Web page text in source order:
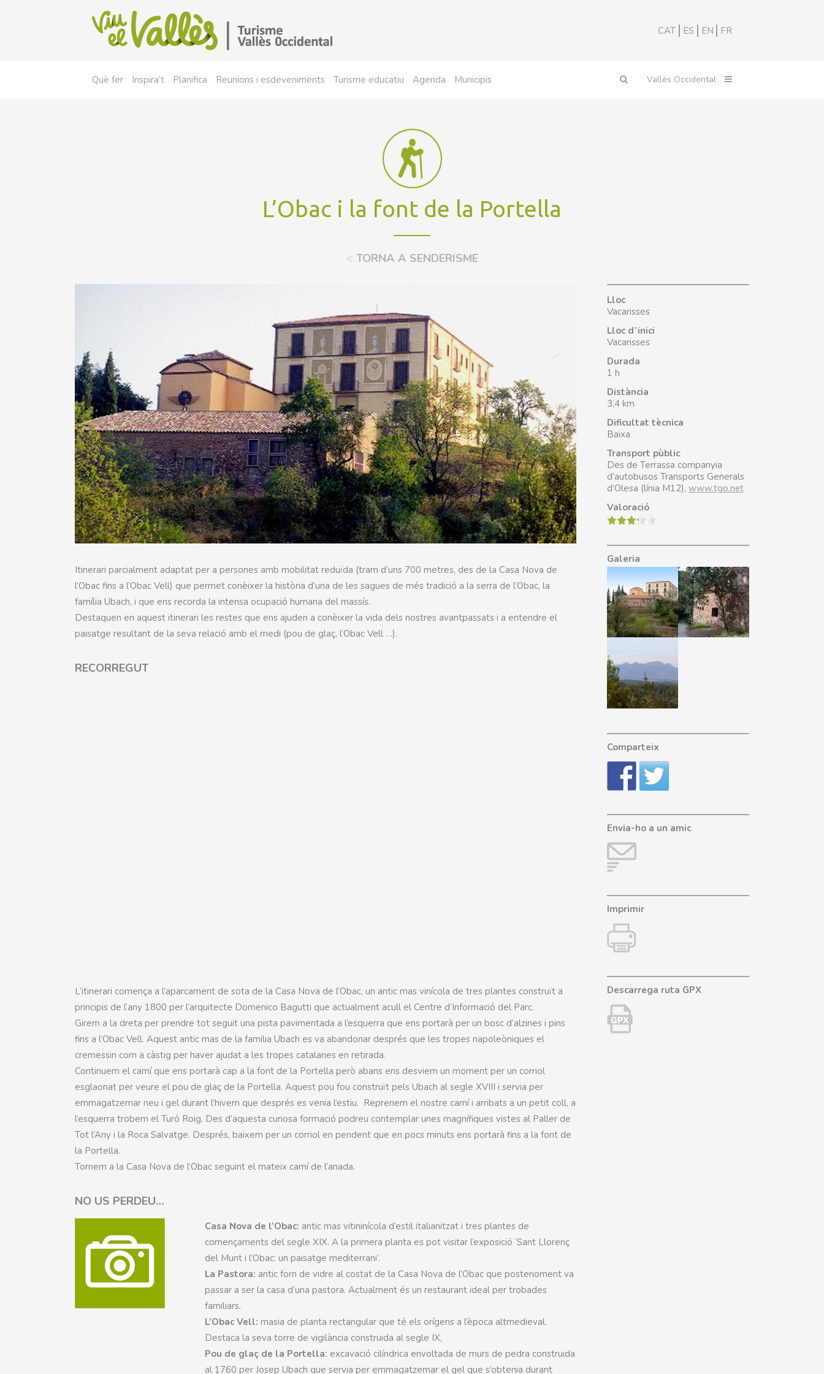
CAT ES EN FR
Què fer Inspira’t Planifica Reunions i esdeveniments Turisme educatiu Agenda Municipis
L’Obac i la font de la Portella
< TORNA A SENDERISME
Itinerari parcialment adaptat per a persones amb mobilitat reduïda (tram d’uns 700 metres, des de la Casa Nova de
l’Obac fins a l’Obac Vell) que permet conèixer la història d’una de les sagues de més tradició a la serra de l’Obac, la
família Ubach, i que ens recorda la intensa ocupació humana del massís.
Destaquen en aquest itinerari les restes que ens ajuden a conèixer la vida dels nostres avantpassats i a entendre el
paisatge resultant de la seva relació amb el medi (pou de glaç, l’Obac Vell …).
RECORREGUT
L’itinerari comença a l’aparcament de sota de la Casa Nova de l’Obac, un antic mas vinícola de tres plantes construït a
principis de l’any 1800 per l’arquitecte Domenico Bagutti que actualment acull el Centre d’Informació del Parc.
Girem a la dreta per prendre tot seguit una pista pavimentada a l’esquerra que ens portarà per un bosc d’alzines i pins
fins a l’Obac Vell. Aquest antic mas de la familia Ubach es va abandonar després que les tropes napoleòniques el
cremessin com a càstig per haver ajudat a les tropes catalanes en retirada.
Continuem el camí que ens portarà cap a la font de la Portella però abans ens desviem un moment per un corriol
esglaonat per veure el pou de glaç de la Portella. Aquest pou fou construït pels Ubach al segle XVIII i servia per
emmagatzemar neu i gel durant l’hivern que després es venia l’estiu. Reprenem el nostre camí i arribats a un petit coll, a
l’esquerra trobem el Turó Roig. Des d’aquesta curiosa formació podreu contemplar unes magnífiques vistes al Paller de
Tot l’Any i la Roca Salvatge. Després, baixem per un corriol en pendent que en pocs minuts ens portarà fins a la font de
la Portella.
Tornem a la Casa Nova de l’Obac seguint el mateix camí de l’anada.
NO US PERDEU…
Casa Nova de l’Obac: antic mas vitininícola d’estil italianitzat i tres plantes de
començaments del segle XIX. A la primera planta es pot visitar l’exposició ‘Sant Llorenç
del Munt i l’Obac: un paisatge mediterrani’.
La Pastora: antic forn de vidre al costat de la Casa Nova de l’Obac que posterioment va
passar a ser la casa d’una pastora. Actualment és un restaurant ideal per trobades
familiars.
L’Obac Vell: masia de planta rectangular que té els orígens a l’època altmedieval.
Destaca la seva torre de vigilància construida al segle IX,
Pou de glaç de la Portella: excavació cilíndrica envoltada de murs de pedra construida
al 1760 per Josep Ubach que servia per emmagatzemar el gel que s’obtenia durant
Lloc
Vacarisses
Lloc d’inici
Vacarisses
Durada
1 h
Distància
3,4 km
Dificultat tècnica
Baixa
Transport pùblic
Des de Terrassa companyia
d’autobusos Transports Generals
d’Olesa (línia M12), www.tgo.net
Valoració
Galeria
Comparteix
Envia-ho a un amic
Imprimir
Descarrega ruta GPX